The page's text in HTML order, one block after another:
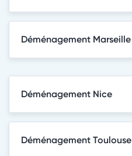
Déménagement Marseille
Déménagement Nice
Déménagement Toulouse